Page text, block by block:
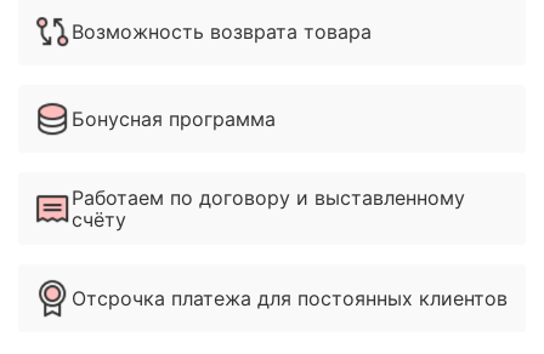
Возможность возврата товара
Бонусная программа
Работаем по договору и выставленному
счёту
Отсрочка платежа для постоянных клиентов